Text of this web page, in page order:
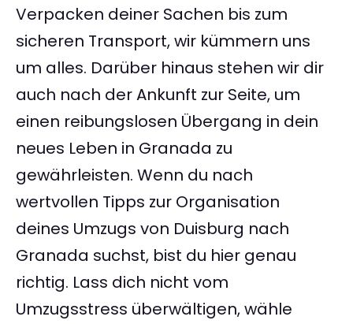
Verpacken deiner Sachen bis zum
sicheren Transport, wir kümmern uns
um alles. Darüber hinaus stehen wir dir
auch nach der Ankunft zur Seite, um
einen reibungslosen Übergang in dein
neues Leben in Granada zu
gewährleisten. Wenn du nach
wertvollen Tipps zur Organisation
deines Umzugs von Duisburg nach
Granada suchst, bist du hier genau
richtig. Lass dich nicht vom
Umzugsstress überwältigen, wähle